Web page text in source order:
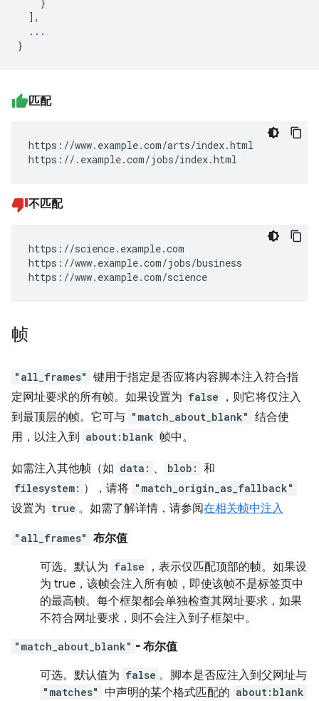
  ],
  ...
匹配
https://www.example.com/arts/index.html
https://.example.com/jobs/index.html
不匹配
https://science.example.com
https://www.example.com/jobs/business
https://www.example.com/science
帧
"all_frames" 键用于指定是否应将内容脚本注入符合指
定网址要求的所有帧。如果设置为 false
，则它将仅注入
到最顶层的帧。它可与 "match_about_blank" 结合使
用，以注入到 about:blank 帧中。
如需注入其他帧（如 data: 、 blob: 和
filesystem: ），请将 "match_origin_as_fallback"
设置为 true 。如需了解详情，请参阅在相关帧中注入
"all_frames" 布尔值
可选。 默认为 false
，表示仅匹配顶部的帧。如果设
为 true，该帧会注入所有帧，即使该帧不是标签页中
的最高帧。每个框架都会单独检查其网址要求，如果
不符合网址要求，则不会注入到子框架中。
"match_about_blank" - 布尔值
可选。 默认值为 false 。脚本是否应注入到父网址与
"matches" 中声明的某个格式匹配的 about:blank